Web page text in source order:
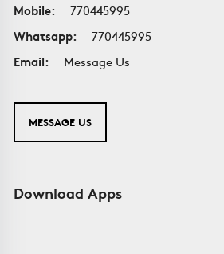
Mobile:
770445995
Whatsapp:
770445995
Email:
Message Us
MESSAGE US
Download Apps